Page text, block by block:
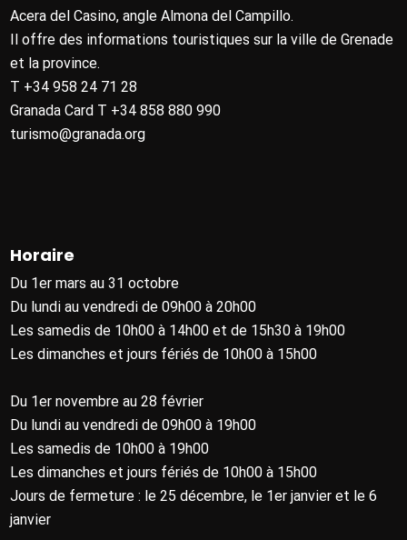
Acera del Casino, angle Almona del Campillo.
Il offre des informations touristiques sur la ville de Grenade
et la province.
T +34 958 24 71 28
Granada Card T +34 858 880 990
turismo@granada.org
Horaire
Du 1er mars au 31 octobre
Du lundi au vendredi de 09h00 à 20h00
Les samedis de 10h00 à 14h00 et de 15h30 à 19h00
Les dimanches et jours fériés de 10h00 à 15h00
Du 1er novembre au 28 février
Du lundi au vendredi de 09h00 à 19h00
Les samedis de 10h00 à 19h00
Les dimanches et jours fériés de 10h00 à 15h00
Jours de fermeture : le 25 décembre, le 1er janvier et le 6
janvier